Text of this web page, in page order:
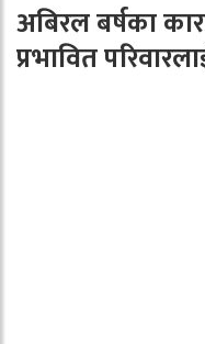
अबिरल बर्षका
प्रभावित